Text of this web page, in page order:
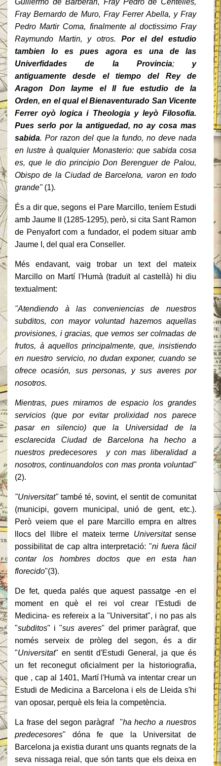
Guillermo de Barberan, Fray Pedro de Centelles,
Fray Bernardo de Muro, Fray Ferrer Abella, y Fray
Pedro Martir Coma, finalmente al doctissimo Fray
Raymundo Martin, y otros. Por el del estudio
tambien lo es pues agora es una de las
Univerfidades de la Provincia; y
antiguamente desde el tiempo del Rey de
Aragon Don Iayme el II fue estudio de la
Orden, en el qual el Bienaventurado San Vicente
Ferrer oyò logica i Theologia y leyò Filosofia.
Pues serlo por la antiguedad, no ay cosa mas
sabida. Por razon del que la fundo, no deve nada
en lustre à qualquier Monasterio: que sabida cosa
es, que le dio principio Don Berenguer de Palou,
Obispo de la Ciudad de Barcelona, varon en todo
grande" (1).
És a dir que, segons el Pare Marcillo, teníem Estudi
amb Jaume II (1285-1295), però, si cita Sant Ramon
de Penyafort com a fundador, el podem situar amb
Jaume I, del qual era Conseller.
Més endavant, vaig trobar un text del mateix
Marcillo on Martí l'Humà (traduït al castellà) hi diu
textualment:
"Atendiendo à las conveniencias de nuestros
subditos, con mayor voluntad hazemos aquellas
provisiones, i gracias, que vemos ser colmadas de
frutos, à aquellos principalmente, que, insistiendo
en nuestro servicio, no dudan exponer, cuando se
ofrece ocasión, sus personas, y sus averes por
nosotros.
Mientras, pues miramos de espacio los grandes
servicios (que por evitar prolixidad nos parece
pasar en silencio) que la Universidad de la
esclarecida Ciudad de Barcelona ha hecho a
nuestros predecesores y con mas liberalidad a
nosotros, continuandolos con mas pronta voluntad"
(2).
"Universitat"també té, sovint, el sentit de comunitat
(municipi, govern municipal, unió de gent, etc.).
Però veiem que el pare Marcillo empra en altres
llocs del llibre el mateix terme Universitatsense
possibilitat de cap altra interpretació: "ni fuera fàcil
contar los hombres doctos que en esta han
florecido"(3).
De fet, queda palés que aquest passatge -en el
moment en què el rei vol crear l'Estudi de
Medicina- es refereix a la "Universitat", i no pas als
"subditos" i "sus averes" del primer paràgraf, que
només serveix de pròleg del segon, és a dir
"Universitat" en sentit d'Estudi General, ja que és
un fet reconegut oficialment per la historiografia,
que , cap al 1401, Martí l'Humà va intentar crear un
Estudi de Medicina a Barcelona i els de Lleida s'hi
van oposar, perquè els feia la competència.
La frase del segon paràgraf "ha hecho a nuestros
predecesores" dóna fe que la Universitat de
Barcelona ja existia durant uns quants regnats de la
seva nissaga reial, que són tants que els deixa en